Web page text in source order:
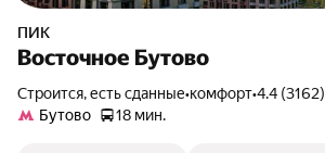
ПИК
Восточное Бутово
Строится, есть сданные•комфорт•4.4 (3162)
Бутово
18 мин.